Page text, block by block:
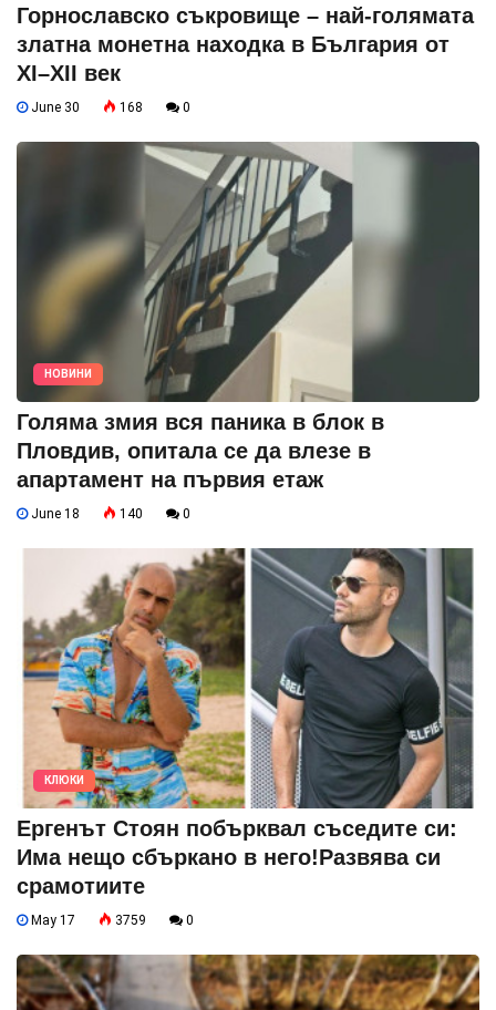
Горнославско съкровище – най-голямата
златна монетна находка в България от
XI–XII век
June 30 168 0
НОВИНИ
Голяма змия вся паника в блок в
Пловдив, опитала се да влезе в
апартамент на първия етаж
June 18 140 0
КЛЮКИ
Ергенът Стоян побърквал съседите си:
Има нещо сбъркано в него!Развява си
срамотиите
May 17 3759 0